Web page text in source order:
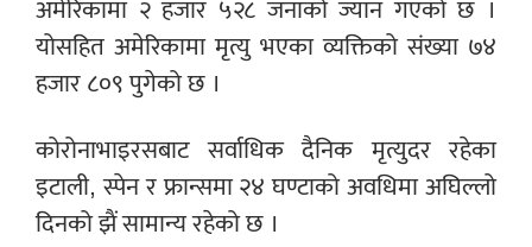
अमेरिकामा २ हजार ५२८ जनाको ज्यान गएको छ ।
योसहित अमेरिकामा मृत्यु भएका व्यक्तिको संख्या ७४
हजार ८०९ पुगेको छ ।
कोरोनाभाइरसबाट सर्वाधिक दैनिक मृत्युदर रहेका
इटाली, स्पेन र फ्रान्समा २४ घण्टाको अवधिमा अघिल्लो
दिनको झैं सामान्य रहेको छ ।